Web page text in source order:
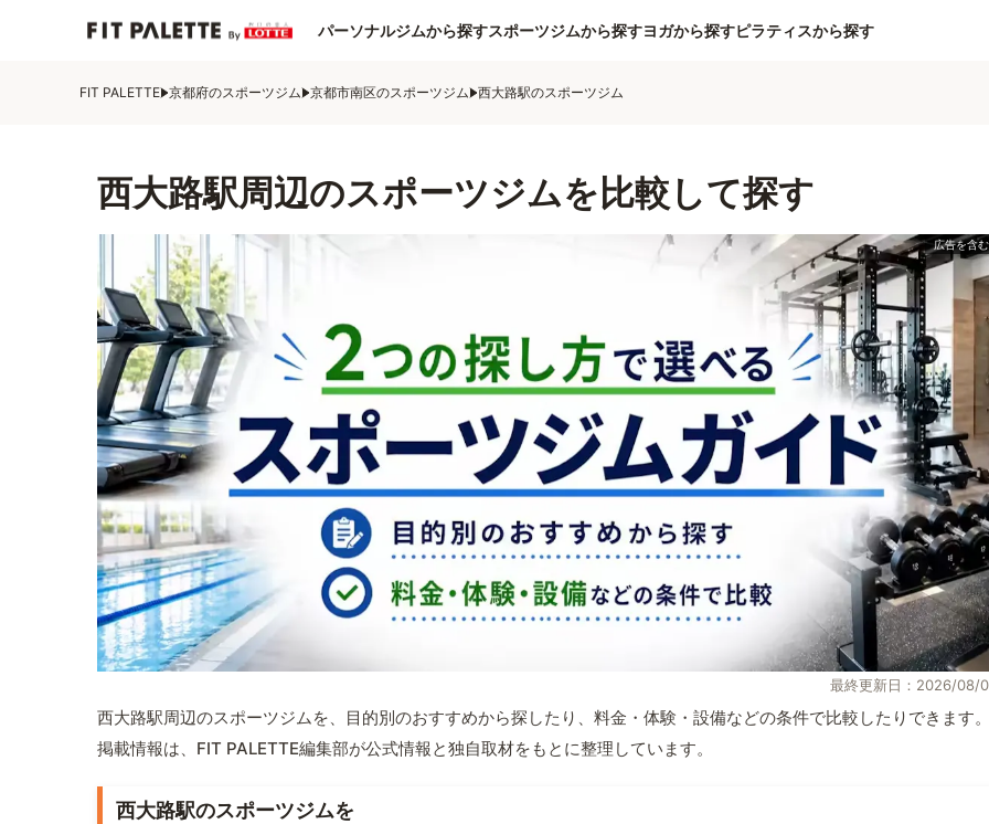
パーソナルジムから探すスポーツジムから探すヨガから探すピラティスから探す
FIT PALETTE 京都府のスポーツジム 京都市南区のスポーツジム 西大路駅のスポーツジム
西大路駅周辺のスポーツジムを比較して探す
最終更新日：2026/08/
西大路駅周辺のスポーツジムを、目的別のおすすめから探したり、料金・体験・設備などの条件で比較したりできます
掲載情報は、FIT PALETTE編集部が公式情報と独自取材をもとに整理しています。
西大路駅のスポーツジムを